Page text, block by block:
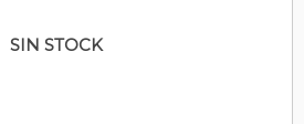
SIN STOCK